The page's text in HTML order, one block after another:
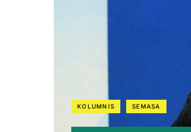
KOLUMNIS SEMASA